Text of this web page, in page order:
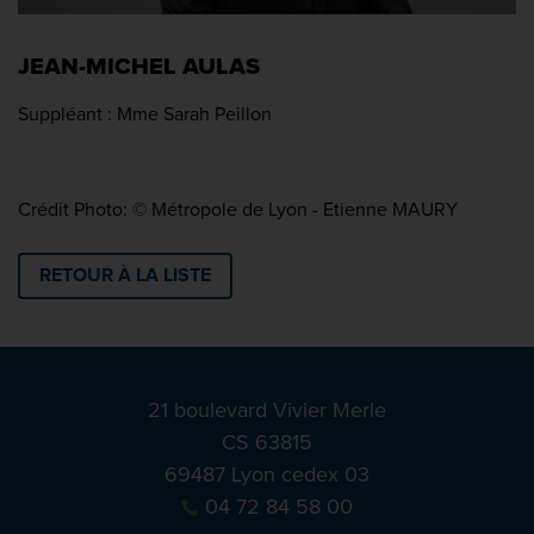
JEAN-MICHEL AULAS
Suppléant : Mme Sarah Peillon
Crédit Photo: © Métropole de Lyon - Etienne MAURY
RETOUR À LA LISTE
21 boulevard Vivier Merle
CS 63815
69487 Lyon cedex 03
04 72 84 58 00